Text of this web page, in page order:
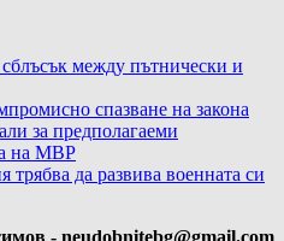
между пътнически и
спазване на закона
за предполагаеми
на МВР
трябва да развива военната си
- neudobnitebg@gmail.com